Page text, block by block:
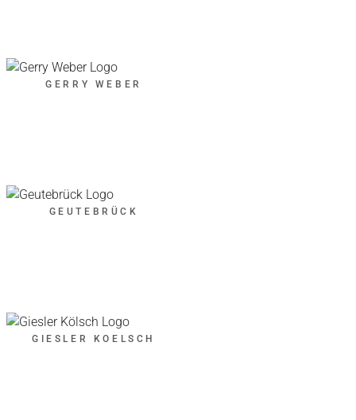
GERRY WEBER
GEUTEBRÜCK
GIESLER KOELSCH